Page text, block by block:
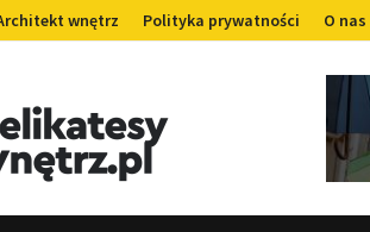
wnętrz Polityka prywatności O nas